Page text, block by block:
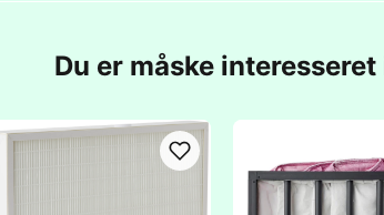
Du er måske interesseret